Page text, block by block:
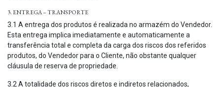
3. ENTREGA – TRANSPORTE
3.1 A entrega dos produtos é realizada no armazém do Vendedor.
Esta entrega implica imediatamente e automaticamente a
transferência total e completa da carga dos riscos dos referidos
produtos, do Vendedor para o Cliente, não obstante qualquer
cláusula de reserva de propriedade.
3.2 A totalidade dos riscos diretos e indiretos relacionados,